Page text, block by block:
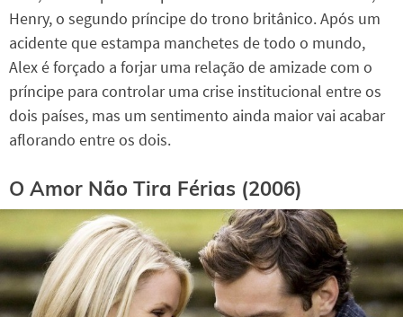
Henry, o segundo príncipe do trono britânico. Após um
acidente que estampa manchetes de todo o mundo,
Alex é forçado a forjar uma relação de amizade com o
príncipe para controlar uma crise institucional entre os
dois países, mas um sentimento ainda maior vai acabar
aflorando entre os dois.
O Amor Não Tira Férias (2006)